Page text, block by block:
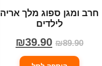
חרב ומגן ספוג מלך אריה
לילדים
₪89.90
₪39.90